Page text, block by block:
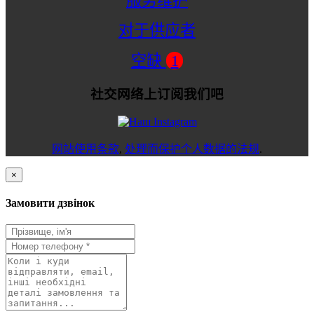
对于供应者
空缺 1
社交网络上订阅我们吧
网站使用条款, 处理而保护个人数据的法规.
×
Замовити дзвінок